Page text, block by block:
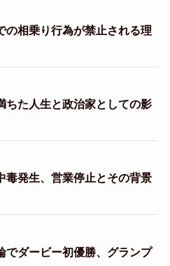
の相乗り行為が禁止される理
ちた人生と政治家としての影
毒発生、営業停止とその背景
でダービー初優勝、グランプ